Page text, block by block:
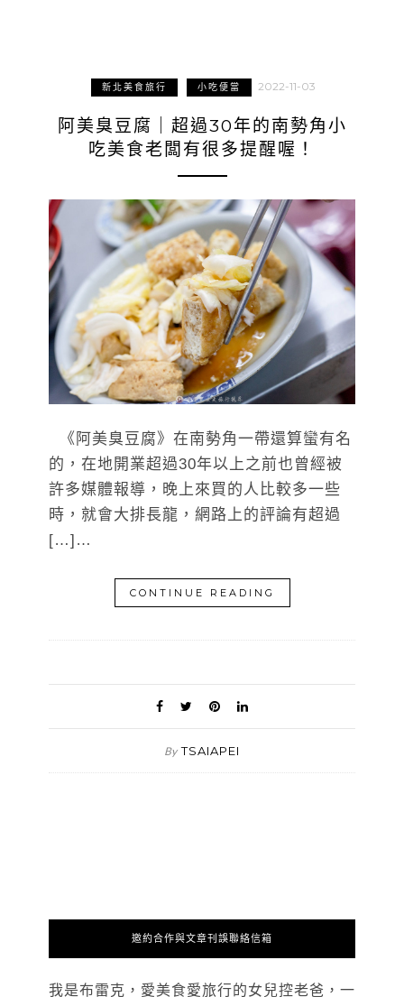
新北美食旅行 小吃便當 2022-11-03
阿美臭豆腐｜超過30年的南勢角小
吃美食老闆有很多提醒喔！
《阿美臭豆腐》在南勢角一帶還算蠻有名
的，在地開業超過30年以上之前也曾經被
許多媒體報導，晚上來買的人比較多一些
時，就會大排長龍，網路上的評論有超過
[…]…
CONTINUE READING
By TSAIAPEI
邀約合作與文章刊誤聯絡信箱
我是布雷克，愛美食愛旅行的女兒控老爸，一